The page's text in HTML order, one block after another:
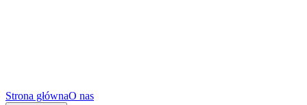
Strona głównaO nas